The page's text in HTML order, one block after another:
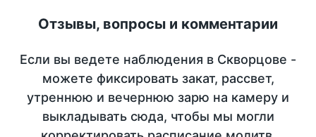
Отзывы, вопросы и комментарии
Если вы ведете наблюдения в Скворцове -
можете фиксировать закат, рассвет,
утреннюю и вечернюю зарю на камеру и
выкладывать сюда, чтобы мы могли